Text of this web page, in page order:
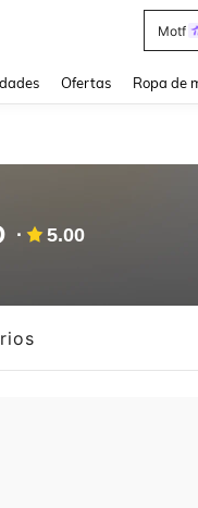
Motf
Ofertas Ropa de
5.00